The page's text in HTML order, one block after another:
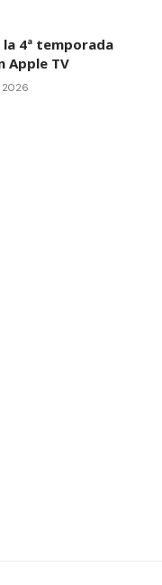
4ª temporada
Apple TV
2026